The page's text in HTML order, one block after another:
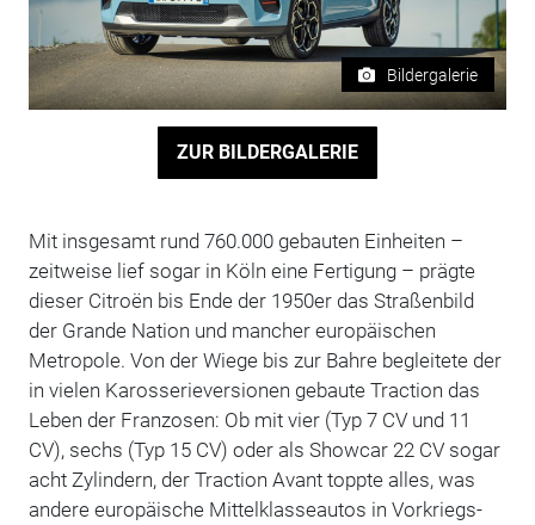
Bildergalerie
ZUR BILDERGALERIE
Mit insgesamt rund 760.000 gebauten Einheiten –
zeitweise lief sogar in Köln eine Fertigung – prägte
dieser Citroën bis Ende der 1950er das Straßenbild
der Grande Nation und mancher europäischen
Metropole. Von der Wiege bis zur Bahre begleitete der
in vielen Karosserieversionen gebaute Traction das
Leben der Franzosen: Ob mit vier (Typ 7 CV und 11
CV), sechs (Typ 15 CV) oder als Showcar 22 CV sogar
acht Zylindern, der Traction Avant toppte alles, was
andere europäische Mittelklasseautos in Vorkriegs-